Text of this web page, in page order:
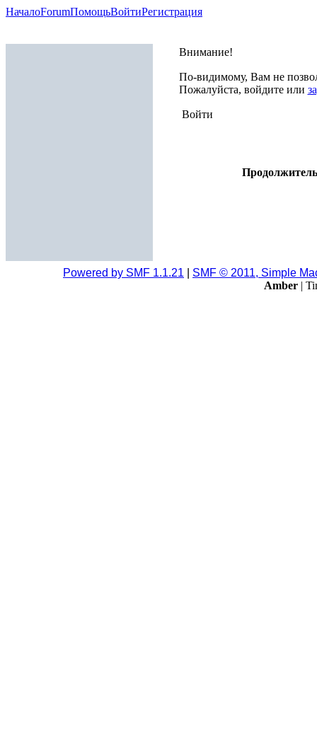
НачалоForumПомощьВойтиРегистрация
Внимание!
По-видимому, Вам не
Пожалуйста, войдите или
Войти
Powered by SMF 1.1.21
SMF © 2011, Simple
Amber|